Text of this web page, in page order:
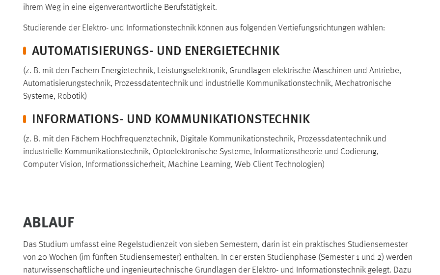
ihrem Weg in eine eigenverantwortliche Berufstätigkeit.
Studierende der Elektro- und Informationstechnik können aus folgenden Vertiefungsrichtungen wählen:
AUTOMATISIERUNGS- UND ENERGIETECHNIK
(z. B. mit den Fächern Energietechnik, Leistungselektronik, Grundlagen elektrische Maschinen und Antriebe,
Automatisierungstechnik, Prozessdatentechnik und industrielle Kommunikationstechnik, Mechatronische
Systeme, Robotik)
INFORMATIONS- UND KOMMUNIKATIONSTECHNIK
(z. B. mit den Fächern Hochfrequenztechnik, Digitale Kommunikationstechnik, Prozessdatentechnik und
industrielle Kommunikationstechnik, Optoelektronische Systeme, Informationstheorie und Codierung,
Computer Vision, Informationssicherheit, Machine Learning, Web Client Technologien)
ABLAUF
Das Studium umfasst eine Regelstudienzeit von sieben Semestern, darin ist ein praktisches Studiensemester
von 20 Wochen (im fünften Studiensemester) enthalten. In der ersten Studienphase (Semester 1 und 2) werden
naturwissenschaftliche und ingenieurtechnische Grundlagen der Elektro- und Informationstechnik gelegt. Dazu